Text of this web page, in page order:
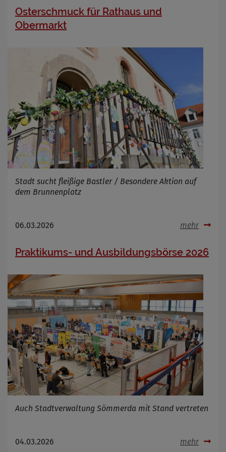
Osterschmuck für Rathaus und
Obermarkt
Stadt sucht fleißige Bastler / Besondere Aktion auf
dem Brunnenplatz
06.03.2026 mehr
Praktikums- und Ausbildungsbörse 2026
Auch Stadtverwaltung Sömmerda mit Stand vertreten
04.03.2026 mehr
Zweck
Marketing/Tracking
Cookie Name
Cookies die bei der Verwendung von
OpenWeatherAPI gesetzt werden
Anbieter
Zweck
Cookie Name
Cookie Laufzeit
Infos schließen